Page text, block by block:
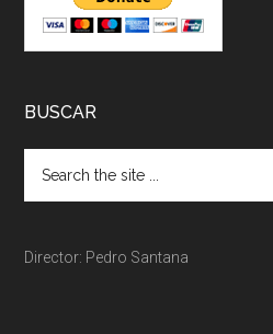
BUSCAR
Director: Pedro Santana